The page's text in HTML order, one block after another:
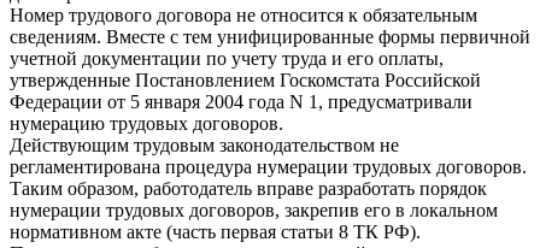
Номер трудового договора не относится к обязательным
сведениям. Вместе с тем унифицированные формы первичной
учетной документации по учету труда и его оплаты,
утвержденные Постановлением Госкомстата Российской
Федерации от 5 января 2004 года N 1, предусматривали
нумерацию трудовых договоров.
Действующим трудовым законодательством не
регламентирована процедура нумерации трудовых договоров.
Таким образом, работодатель вправе разработать порядок
нумерации трудовых договоров, закрепив его в локальном
нормативном акте (часть первая статьи 8 ТК РФ).